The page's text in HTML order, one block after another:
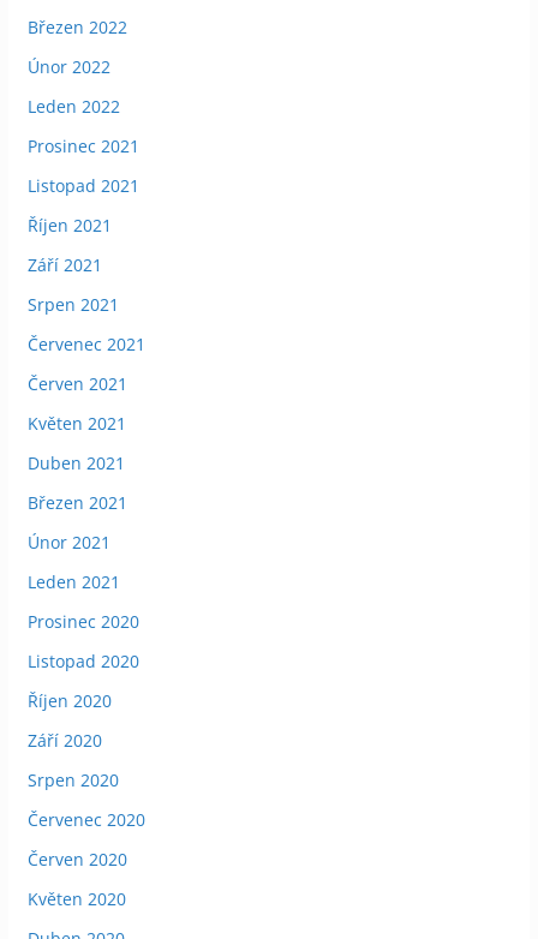
Březen 2022
Únor 2022
Leden 2022
Prosinec 2021
Listopad 2021
Říjen 2021
Září 2021
Srpen 2021
Červenec 2021
Červen 2021
Květen 2021
Duben 2021
Březen 2021
Únor 2021
Leden 2021
Prosinec 2020
Listopad 2020
Říjen 2020
Září 2020
Srpen 2020
Červenec 2020
Červen 2020
Květen 2020